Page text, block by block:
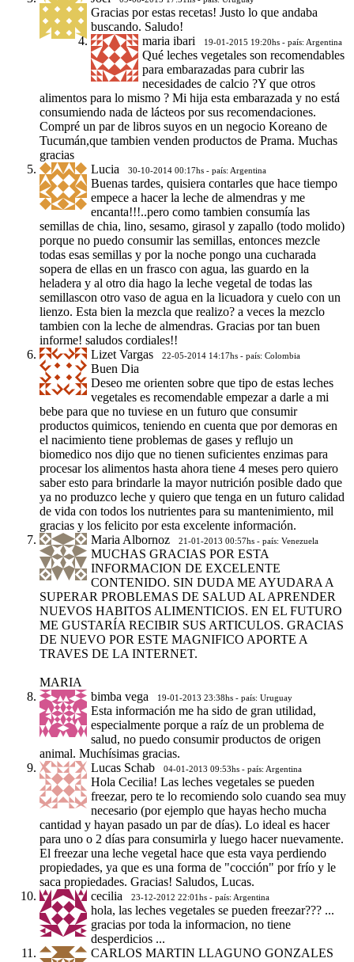
Gracias por estas recetas! Justo lo que andaba
buscando. Saludo!
maria ibari
19-01-2015 19:20hs - país: Argentina
Qué leches vegetales son recomendables
para embarazadas para cubrir las
necesidades de calcio ?Y que otros
alimentos para lo mismo ? Mi hija esta embarazada y no está
consumiendo nada de lácteos por sus recomendaciones.
Compré un par de libros suyos en un negocio Koreano de
Tucumán,que tambien venden productos de Prama. Muchas
gracias
Lucia
30-10-2014 00:17hs - país: Argentina
Buenas tardes, quisiera contarles que hace tiempo
empece a hacer la leche de almendras y me
encanta!!!..pero como tambien consumía las
semillas de chia, lino, sesamo, girasol y zapallo (todo molido)
porque no puedo consumir las semillas, entonces mezcle
todas esas semillas y por la noche pongo una cucharada
sopera de ellas en un frasco con agua, las guardo en la
heladera y al otro dia hago la leche vegetal de todas las
semillascon otro vaso de agua en la licuadora y cuelo con un
lienzo. Esta bien la mezcla que realizo? a veces la mezclo
tambien con la leche de almendras. Gracias por tan buen
informe! saludos cordiales!!
Lizet Vargas
22-05-2014 14:17hs - país: Colombia
Buen Dia
Deseo me orienten sobre que tipo de estas leches
vegetales es recomendable empezar a darle a mi
bebe para que no tuviese en un futuro que consumir
productos quimicos, teniendo en cuenta que por demoras en
el nacimiento tiene problemas de gases y reflujo un
biomedico nos dijo que no tienen suficientes enzimas para
procesar los alimentos hasta ahora tiene 4 meses pero quiero
saber esto para brindarle la mayor nutrición posible dado que
ya no produzco leche y quiero que tenga en un futuro calidad
de vida con todos los nutrientes para su mantenimiento, mil
gracias y los felicito por esta excelente información.
Maria Albornoz
21-01-2013 00:57hs - país: Venezuela
MUCHAS GRACIAS POR ESTA
INFORMACION DE EXCELENTE
CONTENIDO. SIN DUDA ME AYUDARA A
SUPERAR PROBLEMAS DE SALUD AL APRENDER
NUEVOS HABITOS ALIMENTICIOS. EN EL FUTURO
ME GUSTARÍA RECIBIR SUS ARTICULOS. GRACIAS
DE NUEVO POR ESTE MAGNIFICO APORTE A
TRAVES DE LA INTERNET.
MARIA
bimba vega
19-01-2013 23:38hs - país: Uruguay
Esta información me ha sido de gran utilidad,
especialmente porque a raíz de un problema de
salud, no puedo consumir productos de origen
animal. Muchísimas gracias.
Lucas Schab
04-01-2013 09:53hs - país: Argentina
Hola Cecilia! Las leches vegetales se pueden
freezar, pero te lo recomiendo solo cuando sea muy
necesario (por ejemplo que hayas hecho mucha
cantidad y hayan pasado un par de días). Lo ideal es hacer
para uno o 2 días para consumirla y luego hacer nuevamente.
El freezar una leche vegetal hace que esta vaya perdiendo
propiedades, ya que es una forma de "cocción" por frío y le
saca propiedades. Gracias! Saludos, Lucas.
cecilia
23-12-2012 22:01hs - país: Argentina
hola, las leches vegetales se pueden freezar??? ...
gracias por toda la informacion, no tiene
desperdicios ...
CARLOS MARTIN LLAGUNO GONZALES